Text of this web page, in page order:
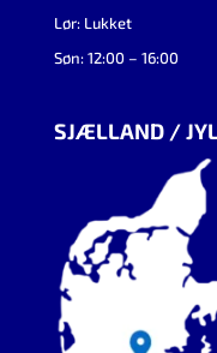
Lør: Lukket
Søn: 12:00 – 16:00
SJÆLLAND /